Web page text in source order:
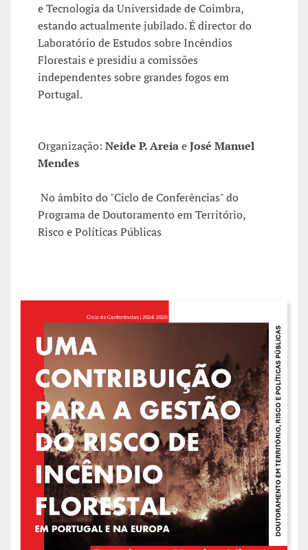
e Tecnologia da Universidade de Coimbra,
estando actualmente jubilado. É director do
Laboratório de Estudos sobre Incêndios
Florestais e presidiu a comissões
independentes sobre grandes fogos em
Portugal.
Organização: Neide P. AreiaeJosé Manuel
Mendes
No âmbito do "Ciclo de Conferências" do
Programa de Doutoramento em Território,
Risco e Políticas Públicas